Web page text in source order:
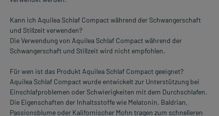
Kann ich Aquilea Schlaf Compact während der Schwangerschaft
und Stillzeit verwenden?
Die Verwendung von Aquilea Schlaf Compact während der
Schwangerschaft und Stillzeit wird nicht empfohlen.
Für wen ist das Produkt Aquilea Schlaf Compact geeignet?
Aquilea Schlaf Compact wurde entwickelt zur Unterstützung bei
Einschlafproblemen oder Schwierigkeiten mit dem Durchschlafen.
Die Eigenschaften der Inhaltsstoffe wie Melatonin, Baldrian,
Passionsblume oder Kalifornischer Mohn tragen zum schnelleren